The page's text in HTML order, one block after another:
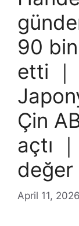
90
etti
Çin
açtı
değer
April 11, 2026